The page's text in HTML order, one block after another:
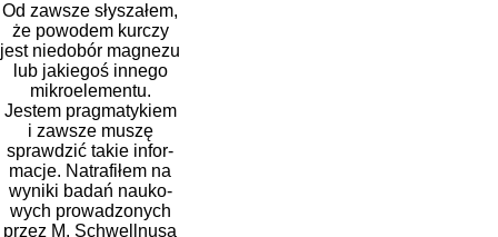
Od zawsze sły­sza­łem,
że powo­dem kur­czy
jest nie­do­bór magnezu
lub jakie­goś innego
mikro­ele­mentu.
Jestem prag­ma­ty­kiem
i zawsze muszę
spraw­dzić takie infor­
ma­cje. Natrafiłem na
wyniki badań nauko­
wych pro­wa­dzo­nych
przez M. Schwellnusa